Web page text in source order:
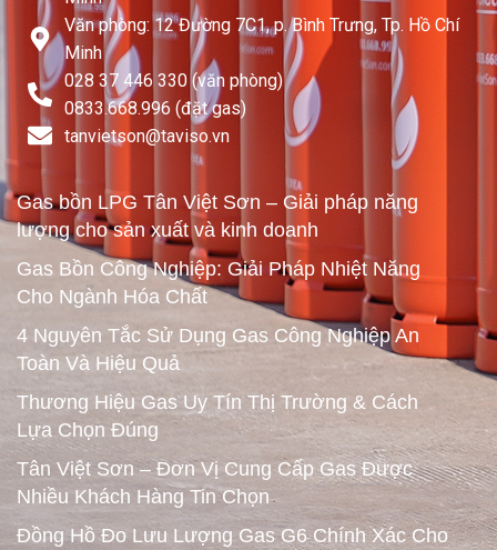
Văn phòng: 12 Đường 7C1, p. Bình Trưng, Tp. Hồ Chí
Minh
028 37 446 330 (văn phòng)
0833.668.996 (đặt gas)
tanvietson@taviso.vn​
Gas bồn LPG Tân Việt Sơn – Giải pháp năng
lượng cho sản xuất và kinh doanh
Gas Bồn Công Nghiệp: Giải Pháp Nhiệt Năng
Cho Ngành Hóa Chất
4 Nguyên Tắc Sử Dụng Gas Công Nghiệp An
Toàn Và Hiệu Quả
Thương Hiệu Gas Uy Tín Thị Trường & Cách
Lựa Chọn Đúng
Tân Việt Sơn – Đơn Vị Cung Cấp Gas Được
Nhiều Khách Hàng Tin Chọn
Đồng Hồ Đo Lưu Lượng Gas G6 Chính Xác Cho